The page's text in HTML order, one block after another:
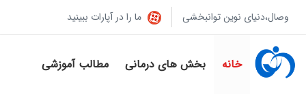
وصال،دنیای نوین توانبخشی ما را در آپارات ببینید
خانه بخش های درمانی مطالب آموزشی